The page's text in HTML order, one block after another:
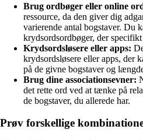
Brug ordbøger eller online
ressource, da den giver dig
varierende antal bogstaver. Du
krydsordsordbøger, der
Krydsordsløsere eller apps:
krydsordsløsere eller apps, der
på de givne bogstaver og
Brug dine associationsevner:
det rette ord ved at tænke på
de bogstaver, du allerede har.
Prøv forskellige